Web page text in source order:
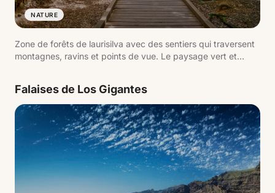
NATURE
Zone de forêts de laurisilva avec des sentiers qui traversent
montagnes, ravins et points de vue. Le paysage vert et
Falaises de Los Gigantes